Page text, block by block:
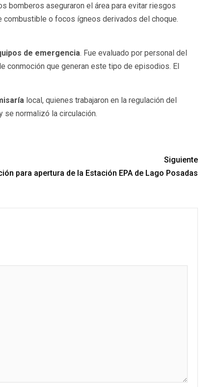
bomberos aseguraron el área para evitar riesgos
o focos ígneos derivados del choque.
de emergencia. Fue evaluado por personal del
conmoción que generan este tipo de episodios. El
local, quienes trabajaron en la regulación del
se normalizó la circulación.
Siguiente
para apertura de la Estación EPA de Lago Posadas